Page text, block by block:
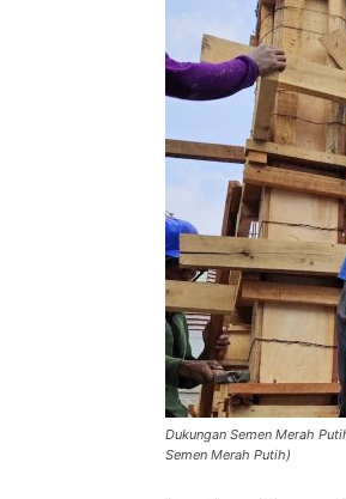
Dukungan Semen Merah
Semen Merah Putih)